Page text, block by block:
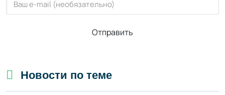
Отправить
Новости по теме